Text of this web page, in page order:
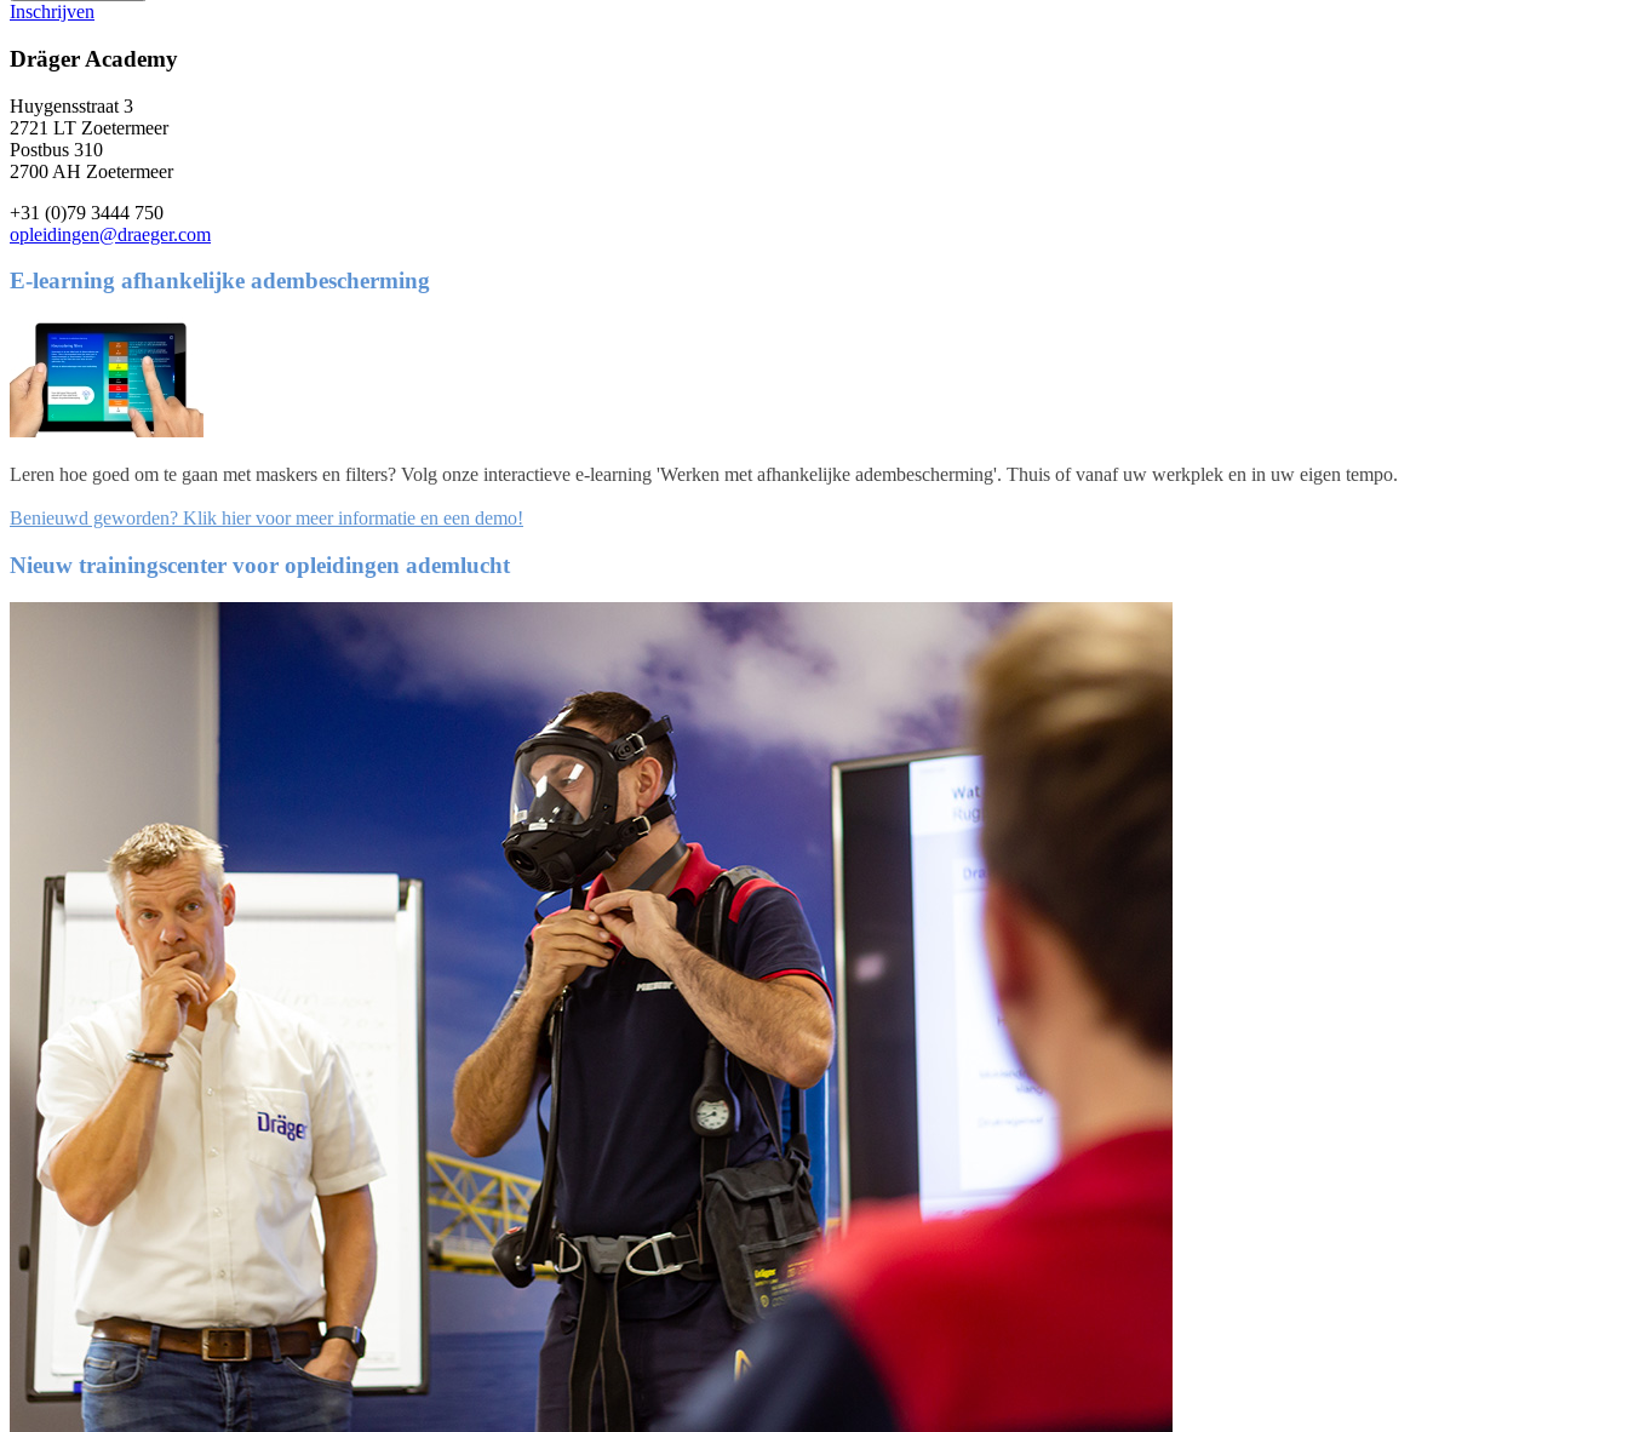
Inschrijven
Dräger Academy
Huygensstraat 3
2721 LT Zoetermeer
Postbus 310
2700 AH Zoetermeer
+31 (0)79 3444 750
opleidingen@draeger.com
E-learning afhankelijke adembescherming
Leren hoe goed om te gaan met maskers en filters? Volg onze interactieve e-learning 'Werken met afhankelijke adembescherming'. Thuis of vanaf uw werkplek en in uw eigen tempo.
Benieuwd geworden? Klik hier voor meer informatie en een demo!
Nieuw trainingscenter voor opleidingen ademlucht